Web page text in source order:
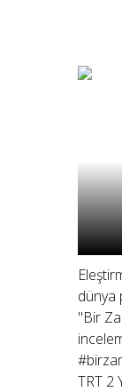
dünya
"Bir
TRT 2